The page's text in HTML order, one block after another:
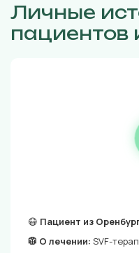
Личные
пациентов
😷 Пациент из
🥼 О лечении: SVF-